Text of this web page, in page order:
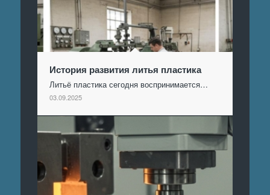
История развития литья пластика
Литьё пластика сегодня воспринимается…
03.09.2025